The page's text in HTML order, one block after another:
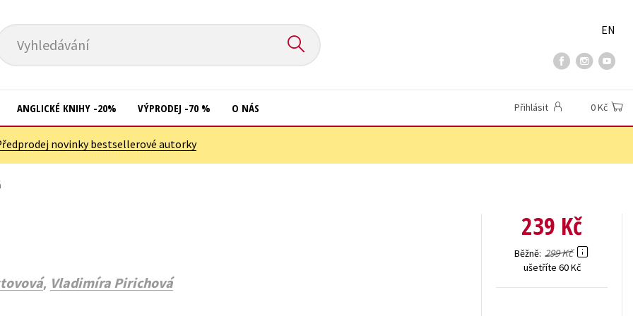
Vyhledávání
EN
Poezie
ANGLICKÉ KNIHY -20% VÝPRODEJ -70 % O NÁS Přihlásit 0 Kč
novinky bestsellerové autorky
, Vladimíra Pirichová
239 Kč
Běžně 299 Kč
ušetříte 60 Kč